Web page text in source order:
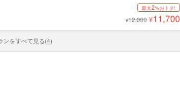
最大2%おトク!
¥12,000 ¥11,700
ンをすべて見る(4)